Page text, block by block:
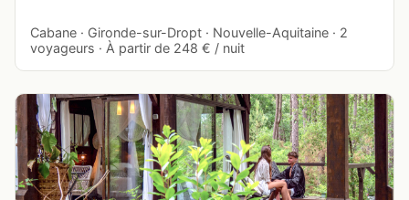
Cabane · Gironde-sur-Dropt · Nouvelle-Aquitaine · 2
voyageurs · À partir de 248 € / nuit